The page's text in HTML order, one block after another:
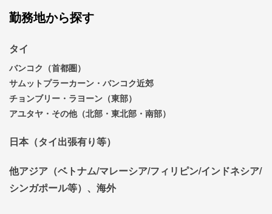
勤務地から探す
タイ
バンコク（首都圏）
サムットプラーカーン・バンコク近郊
チョンブリー・ラヨーン（東部）
アユタヤ・その他（北部・東北部・南部）
日本（タイ出張有り等）
他アジア（ベトナム/マレーシア/フィリピン/インドネシア/
シンガポール等）、海外